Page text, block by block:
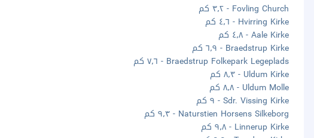
Fovling Church - ٣٫٢ كم
Hvirring Kirke - ٤٫٦ كم
Aale Kirke - ٤٫٨ كم
Braedstrup Kirke - ٦٫٩ كم
Braedstrup Folkepark Legeplads - ٧٫٦ كم
Uldum Kirke - ٨٫٣ كم
Uldum Molle - ٨٫٨ كم
Sdr. Vissing Kirke - ٩ كم
Naturstien Horsens Silkeborg - ٩٫٣ كم
Linnerup Kirke - ٩٫٨ كم